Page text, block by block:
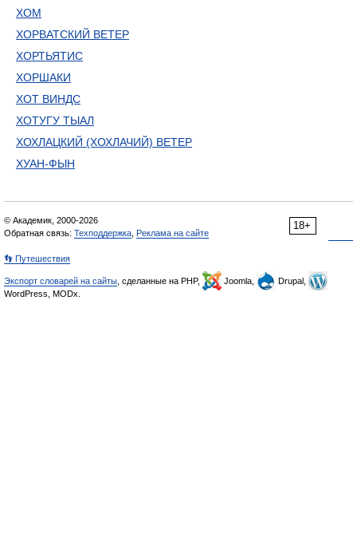
ХОМ
ХОРВАТСКИЙ ВЕТЕР
ХОРТЬЯТИС
ХОРШАКИ
ХОТ ВИНДС
ХОТУГУ ТЫАЛ
ХОХЛАЦКИЙ (ХОХЛАЧИЙ) ВЕТЕР
ХУАН-ФЫН
18+
© Академик, 2000-2026
Обратная связь: Техподдержка Реклама на сайте
👣 Путешествия
Экспорт словарей на сайты , сделанные на PHP, Joomla,
Drupal,
WordPress, MODx.